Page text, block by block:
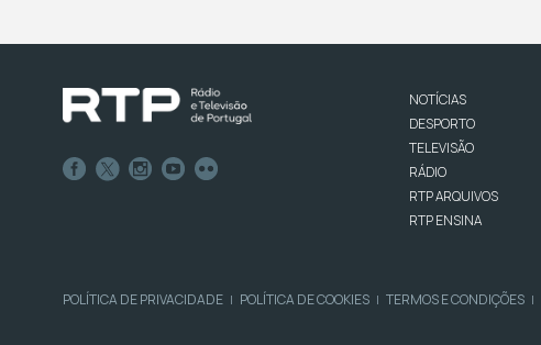
NOTÍCIAS
DESPORTO
TELEVISÃO
RÁDIO
RTP ARQUIVOS
RTP ENSINA
POLÍTICA DE PRIVACIDADE | POLÍTICA DE COOKIES | TERMOS E CONDIÇÕES |